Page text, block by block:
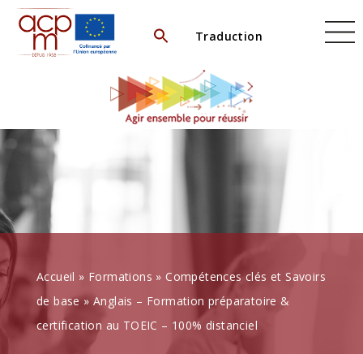
Skip
content
Traduction
Accueil » Formations » Compétences clés et Savoirs
de base»Anglais – Formation préparatoire &
certification au TOEIC – 100% distanciel